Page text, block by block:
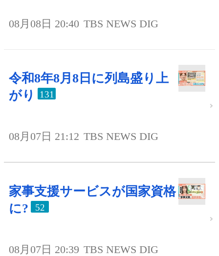
08月08日 20:40 TBS NEWS DIG
令和8年8月8日に列島盛り上
がり
131
08月07日 21:12 TBS NEWS DIG
家事支援サービスが国家資格
に?
52
08月07日 20:39 TBS NEWS DIG